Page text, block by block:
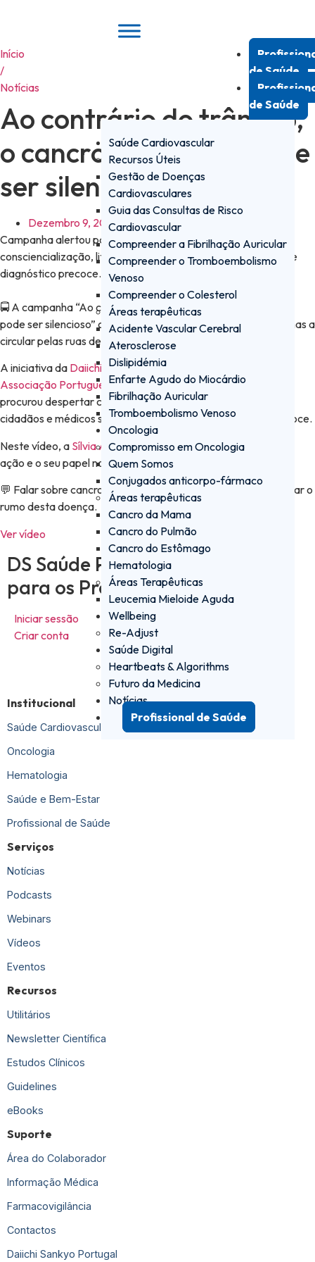
conteúdo
de Saúde
de Saúde
Saúde Cardiovascular
Recursos Úteis
Gestão de Doenças
Cardiovasculares
Guia das Consultas de Risco
Cardiovascular
Compreender a Fibrilhação Auricular
Compreender o Tromboembolismo
Venoso
Compreender o Colesterol
Áreas terapêuticas
Acidente Vascular Cerebral
Aterosclerose
Dislipidémia
Enfarte Agudo do Miocárdio
Fibrilhação Auricular
Tromboembolismo Venoso
Oncologia
Compromisso em Oncologia
Quem Somos
Conjugados anticorpo-fármaco
Áreas terapêuticas
Cancro da Mama
Cancro do Pulmão
Cancro do Estômago
Hematologia
Áreas Terapêuticas
Leucemia Mieloide Aguda
Wellbeing
Re-Adjust
Saúde Digital
Heartbeats & Algorithms
Futuro da Medicina
Notícias
Profissional de Saúde
Início
/
Notícias
Ao contrário do trânsito,
o cancro do pulmão pode
ser silencioso
Dezembro 9, 2025
Campanha alertou para o cancro do pulmão, promovendo
consciencialização, literacia em saúde e diálogo médico sobre
diagnóstico precoce.
🚍 A campanha “Ao contrário do trânsito, o cancro do pulmão
pode ser silencioso” chegou ao fim, depois de algumas semanas a
circular pelas ruas de Lisboa e do Porto.
A iniciativa da Daiichi Sankyo Portugal
Associação Portuguesa de Luta Contra o Cancro do Pulmão
procurou despertar consciências e incentivar o diálogo entre
cidadãos e médicos sobre a importância do diagnóstico precoce.
Neste vídeo, a Sílvia Azevedoreflete sobre o impacto desta
ação e o seu papel na promoção da literacia em saúde.
💬 Falar sobre cancro do pulmão é o primeiro passo para mudar o
rumo desta doença.
Ver vídeo
DS Saúde PRO - a plataforma
para os Profissionais de Saúde
Iniciar sessão
Criar conta
Institucional
Saúde Cardiovascular
Oncologia
Hematologia
Saúde e Bem-Estar
Profissional de Saúde
Serviços
Notícias
Podcasts
Webinars
Vídeos
Eventos
Recursos
Utilitários
Newsletter Científica
Estudos Clínicos
Guidelines
eBooks
Suporte
Área do Colaborador
Informação Médica
Farmacovigilância
Contactos
Daiichi Sankyo Portugal